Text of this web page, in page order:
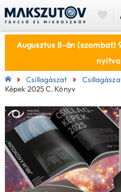
Augusztus 8-án
Csillagászat
Képek 2025 C. Könyv